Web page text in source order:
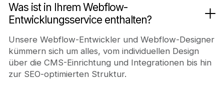
Was ist in Ihrem Webflow-
Entwicklungsservice enthalten?
Unsere Webflow-Entwickler und Webflow-Designer
kümmern sich um alles, vom individuellen Design
über die CMS-Einrichtung und Integrationen bis hin
zur SEO-optimierten Struktur.